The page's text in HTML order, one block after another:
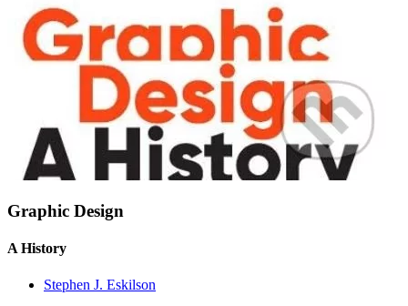
Graphic Design
A History
Stephen J. Eskilson